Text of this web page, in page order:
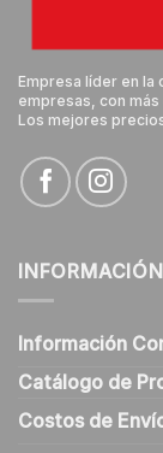
Empresa líder en
empresas, con
Los mejores
INFORMACIÓN
Información
Catálogo de
Costos de